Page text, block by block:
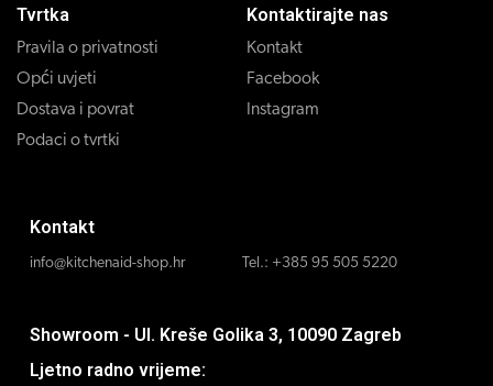
Tvrtka
Pravila o privatnosti
Opći uvjeti
Dostava i povrat
Podaci o tvrtki
Kontaktirajte nas
Kontakt
Facebook
Instagram
Kontakt
info@kitchenaid-shop.hr Tel.: +385 95 505 5220
Showroom - Ul. Kreše Golika 3, 10090 Zagreb
Ljetno radno vrijeme: